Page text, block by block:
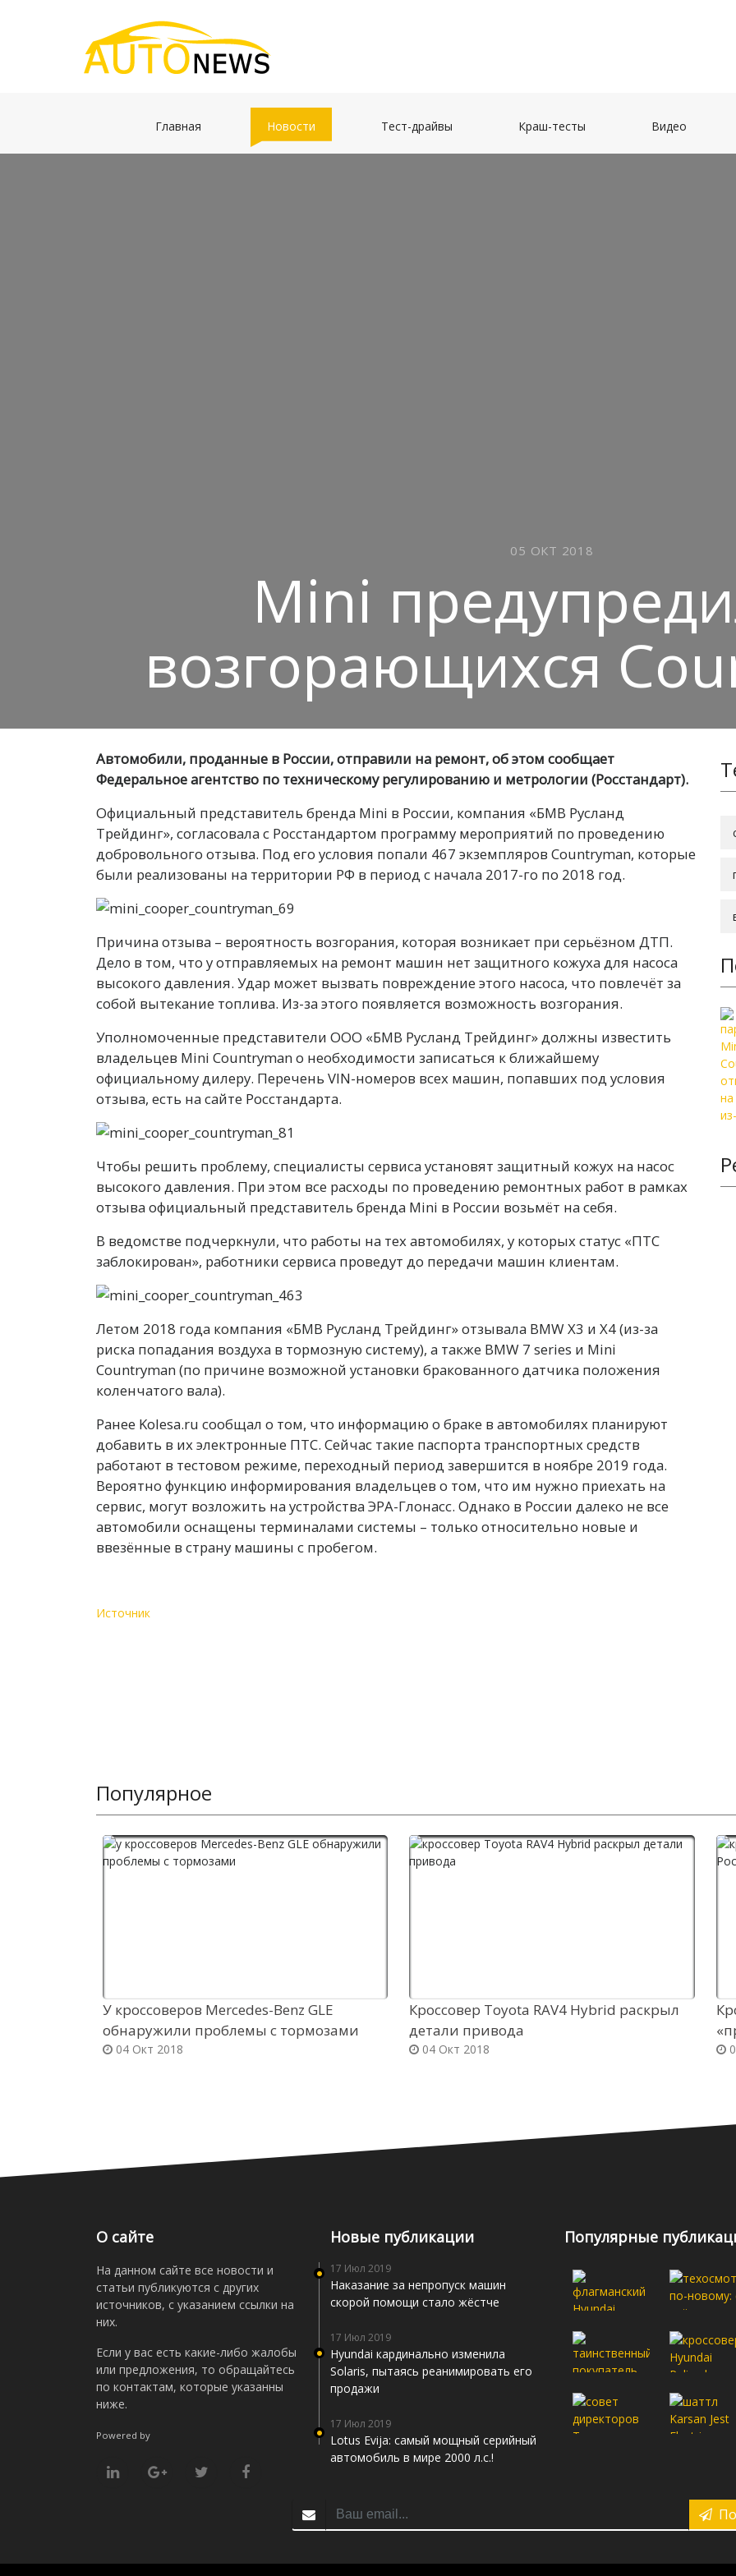
Главная Новости Тест-драйвы Краш-тесты Видео
05 ОКТ 2018
Mini
возгорающихся
Автомобили, проданные в России, отправили на ремонт, об этом сообщает
Федеральное агентство по техническому регулированию и метрологии (Росстандарт).
Официальный представитель бренда Mini в России, компания «БМВ Русланд
Трейдинг», согласовала с Росстандартом программу мероприятий по проведению
добровольного отзыва. Под его условия попали 467 экземпляров Countryman, которые
были реализованы на территории РФ в период с начала 2017-го по 2018 год.
Причина отзыва – вероятность возгорания, которая возникает при серьёзном ДТП.
Дело в том, что у отправляемых на ремонт машин нет защитного кожуха для насоса
высокого давления. Удар может вызвать повреждение этого насоса, что повлечёт за
собой вытекание топлива. Из-за этого появляется возможность возгорания.
Уполномоченные представители ООО «БМВ Русланд Трейдинг» должны известить
владельцев Mini Countryman о необходимости записаться к ближайшему
официальному дилеру. Перечень VIN-номеров всех машин, попавших под условия
отзыва, есть на сайте Росстандарта.
Чтобы решить проблему, специалисты сервиса установят защитный кожух на насос
высокого давления. При этом все расходы по проведению ремонтных работ в рамках
отзыва официальный представитель бренда Mini в России возьмёт на себя.
В ведомстве подчеркнули, что работы на тех автомобилях, у которых статус «ПТС
заблокирован», работники сервиса проведут до передачи машин клиентам.
Летом 2018 года компания «БМВ Русланд Трейдинг» отзывала BMW X3 и Х4 (из-за
риска попадания воздуха в тормозную систему), а также BMW 7 series и Mini
Countryman (по причине возможной установки бракованного датчика положения
коленчатого вала).
Ранее Kolesa.ru сообщал о том, что информацию о браке в автомобилях планируют
добавить в их электронные ПТС. Сейчас такие паспорта транспортных средств
работают в тестовом режиме, переходный период завершится в ноябре 2019 года.
Вероятно функцию информирования владельцев о том, что им нужно приехать на
сервис, могут возложить на устройства ЭРА-Глонасс. Однако в России далеко не все
автомобили оснащены терминалами системы – только относительно новые и
ввезённые в страну машины с пробегом.
Источник
Популярное
У кроссоверов Mercedes-Benz GLE
обнаружили проблемы с тормозами
04 Окт 2018
Кроссовер Toyota RAV4 Hybrid раскрыл
детали привода
04 Окт 2018
О сайте
На данном сайте все новости и
статьи публикуются с других
источников, с указанием ссылки на
них.
Если у вас есть какие-либо жалобы
или предложения, то обращайтесь
по контактам, которые указанны
ниже.
Powered by
Новые публикации
17 Июл 2019
Наказание за непропуск машин
скорой помощи стало жёстче
17 Июл 2019
Hyundai кардинально изменила
Solaris, пытаясь реанимировать его
продажи
17 Июл 2019
Lotus Evija: самый мощный серийный
автомобиль в мире 2000 л.с.!
Популярные